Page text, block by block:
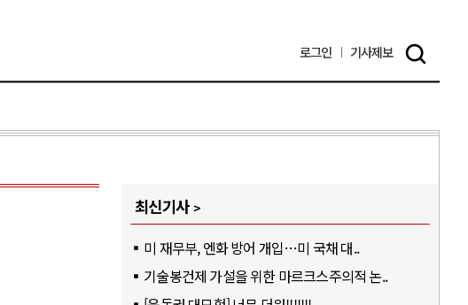
로그인 기사제보
최신기사
미 재무부, 엔화 방어 개입…미 국채 대..
기술봉건제 가설을 위한 마르크스주의적 논..